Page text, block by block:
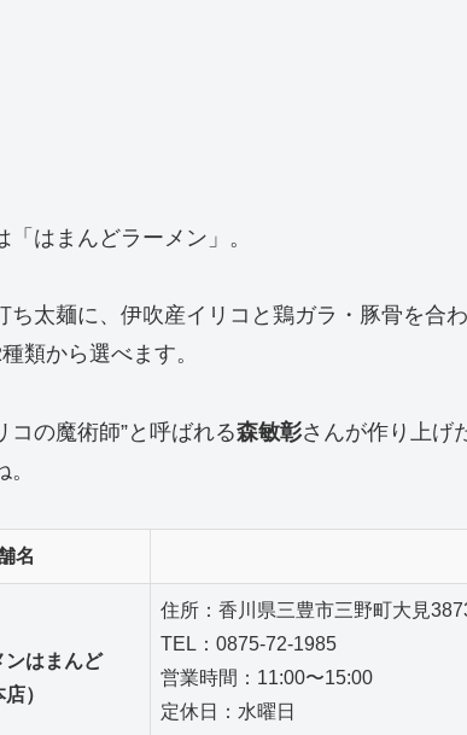
「はまんどラーメン」。
ち太麺に、伊吹産イリコと鶏ガラ・豚骨を合
類から選べます。
コの魔術師”と呼ばれる森敏彰さんが作り上げ
名
ンはまんど
店）
住所：香川県三豊市三野町大見
TEL：0875-72-1985
営業時間：11:00〜15:00
定休日：水曜日